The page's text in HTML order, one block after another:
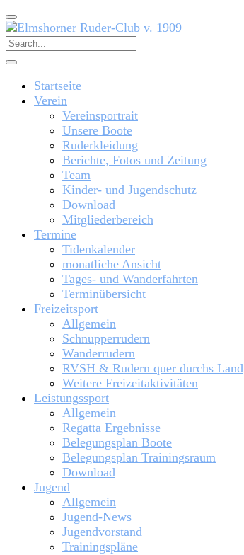
Startseite
Verein
Vereinsportrait
Unsere Boote
Ruderkleidung
Berichte, Fotos und Zeitung
Team
Kinder- und Jugendschutz
Download
Mitgliederbereich
Termine
Tidenkalender
monatliche Ansicht
Tages- und Wanderfahrten
Terminübersicht
Freizeitsport
Allgemein
Schnupperrudern
Wanderrudern
RVSH & Rudern quer durchs Land
Weitere Freizeitaktivitäten
Leistungssport
Allgemein
Regatta Ergebnisse
Belegungsplan Boote
Belegungsplan Trainingsraum
Download
Jugend
Allgemein
Jugend-News
Jugendvorstand
Trainingspläne